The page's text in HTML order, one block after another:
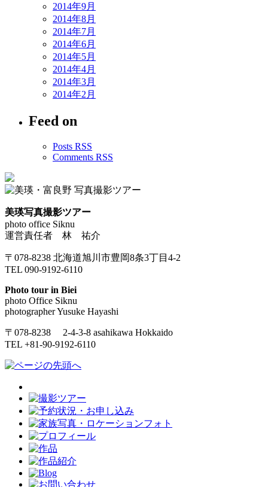
2014年9月
2014年8月
2014年7月
2014年6月
2014年5月
2014年4月
2014年3月
2014年2月
Feed on
Posts RSS
Comments RSS
美瑛写真撮影ツアー
photo office Siknu
運営責任者 林 祐介
〒078-8238 北海道旭川市豊岡8条3丁目4-2
TEL 090-9192-6110
Photo tour in Biei
photo Office Siknu
photographer Yusuke Hayashi
〒078-8238 2-4-3-8 asahikawa Hokkaido
TEL +81-90-9192-6110